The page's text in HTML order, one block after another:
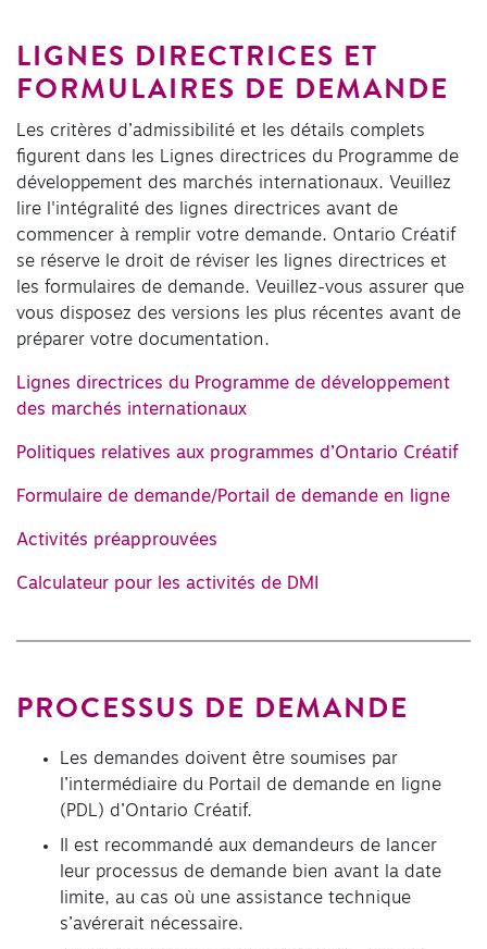
LIGNES DIRECTRICES ET
FORMULAIRES DE DEMANDE
Les critères d’admissibilité et les détails complets
figurent dans les Lignes directrices du Programme de
développement des marchés internationaux. Veuillez
lire l'intégralité des lignes directrices avant de
commencer à remplir votre demande. Ontario Créatif
se réserve le droit de réviser les lignes directrices et
les formulaires de demande. Veuillez-vous assurer que
vous disposez des versions les plus récentes avant de
préparer votre documentation.
Lignes directrices du Programme de développement
des marchés internationaux
Politiques relatives aux programmes d’Ontario Créatif
Formulaire de demande/Portail de demande en ligne
Activités préapprouvées
Calculateur pour les activités de DMI
PROCESSUS DE DEMANDE
Les demandes doivent être soumises par
l’intermédiaire du Portail de demande en ligne
(PDL) d’Ontario Créatif.
Il est recommandé aux demandeurs de lancer
leur processus de demande bien avant la date
limite, au cas où une assistance technique
s’avérerait nécessaire.